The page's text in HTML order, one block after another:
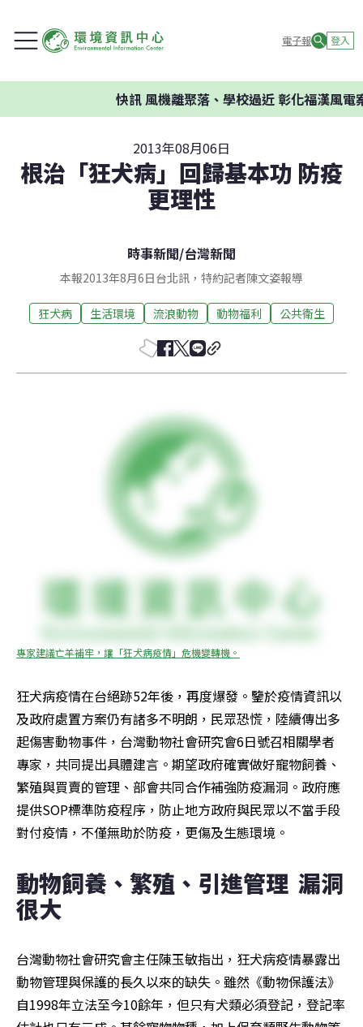
電子報 登入
快訊風機離聚落、學校過近 彰化福漢風電案
2013年08月06日
根治「狂犬病」回歸基本功 防疫
更理性
時事新聞/台灣新聞
本報2013年8月6日台北訊，特約記者陳文姿報導
狂犬病 生活環境 流浪動物 動物福利 公共衛生
專家建議亡羊補牢，讓「狂犬病疫情」危機變轉機。
狂犬病疫情在台絕跡52年後，再度爆發。鑒於疫情資訊以
及政府處置方案仍有諸多不明朗，民眾恐慌，陸續傳出多
起傷害動物事件，台灣動物社會研究會6日號召相關學者
專家，共同提出具體建言。期望政府確實做好寵物飼養、
繁殖與買賣的管理、部會共同合作補強防疫漏洞。政府應
提供SOP標準防疫程序，防止地方政府與民眾以不當手段
對付疫情，不僅無助於防疫，更傷及生態環境。
動物飼養、繁殖、引進管理  漏洞
很大
台灣動物社會研究會主任陳玉敏指出，狂犬病疫情暴露出
動物管理與保護的長久以來的缺失。雖然《動物保護法》
自1998年立法至今10餘年，但只有犬類必須登記，登記率